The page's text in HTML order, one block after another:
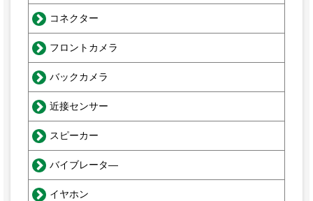
コネクター
フロントカメラ
バックカメラ
近接センサー
スピーカー
バイブレータ―
イヤホン